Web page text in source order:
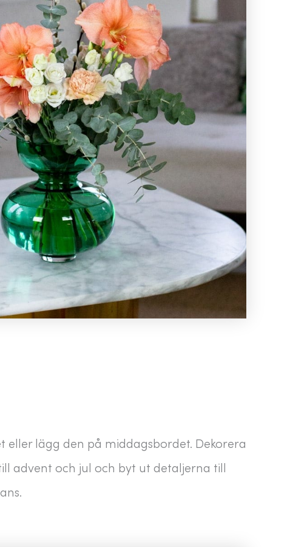
lägg den på middagsbordet. Dekorera
advent och jul och byt ut detaljerna till